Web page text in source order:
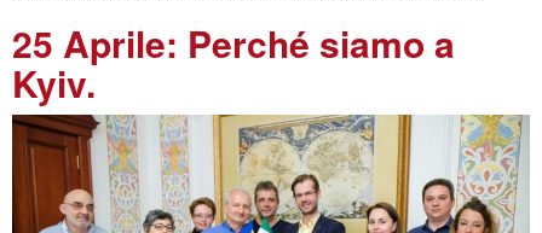
25 Aprile: Perché siamo a
Kyiv.